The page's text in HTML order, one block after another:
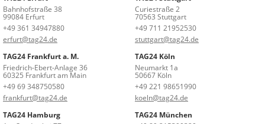
Bahnhofstraße 38
99084 Erfurt
+49 361 34947880
erfurt@tag24.de
Curiestraße 2
70563 Stuttgart
+49 711 21952530
stuttgart@tag24.de
TAG24 Frankfurt a. M.
Friedrich-Ebert-Anlage 36
60325 Frankfurt am Main
+49 69 348750580
frankfurt@tag24.de
TAG24 Köln
Neumarkt 1a
50667 Köln
+49 221 98651990
koeln@tag24.de
TAG24 Hamburg
TAG24 München